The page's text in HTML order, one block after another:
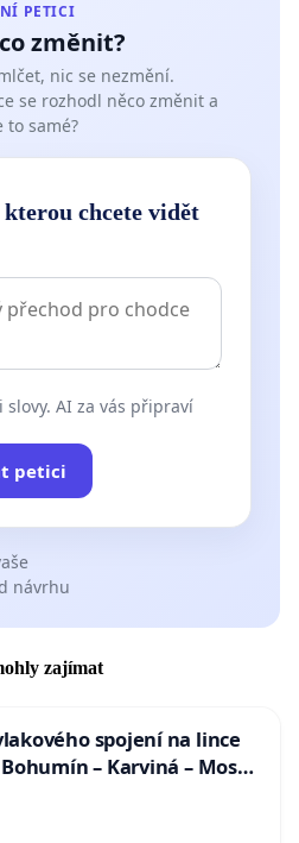
PETICI
změnit?
nic se nezmění.
se rozhodl něco změnit a
to samé?
chcete vidět
AI za vás připraví
petici
návrhu
zajímat
spojení na lince
– Karviná – Mosty